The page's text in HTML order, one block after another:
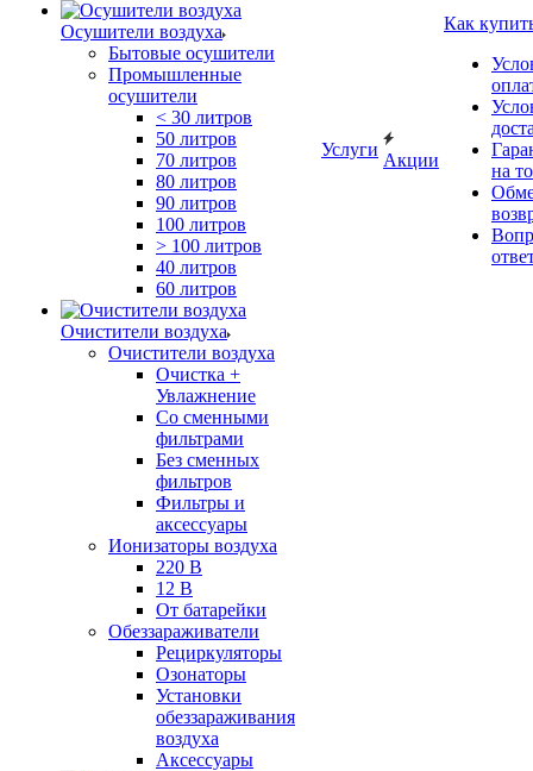
Осушители воздуха
Бытовые осушители
Промышленные
осушители
< 30 литров
50 литров
70 литров
80 литров
90 литров
100 литров
> 100 литров
40 литров
60 литров
Очистители воздуха
Очистители воздуха
Очистка +
Увлажнение
Cо сменными
фильтрами
Без сменных
фильтров
Фильтры и
аксессуары
Ионизаторы воздуха
220 В
12 В
От батарейки
Обеззараживатели
Рециркуляторы
Озонаторы
Установки
обеззараживания
воздуха
Аксессуары
Услуги
Акции
Как
на